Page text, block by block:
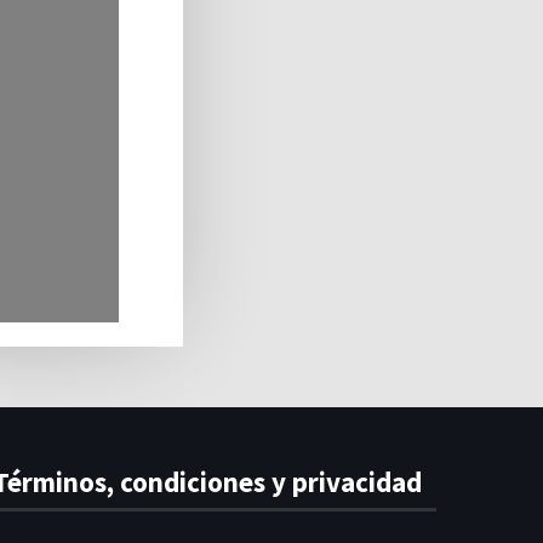
condiciones y privacidad